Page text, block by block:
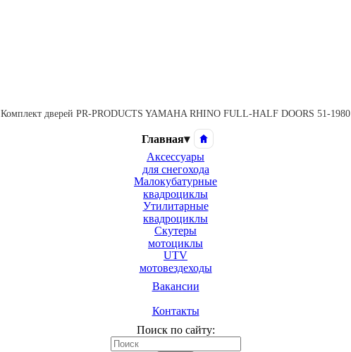
Комплект дверей PR-PRODUCTS YAMAHA RHINO FULL-HALF DOORS 51-1980
Главная▾
Аксессуары
для снегохода
Малокубатурные
квадроциклы
Утилитарные
квадроциклы
Скутеры
мотоциклы
UTV
мотовездеходы
Вакансии
Контакты
Поиск по сайту: